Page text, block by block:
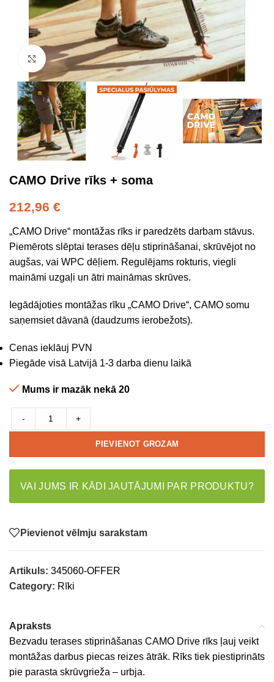
Click to enlarge
CAMO Drive rīks + soma
212,96 €
„CAMO Drive“ montāžas rīks ir paredzēts darbam stāvus.
Piemērots slēptai terases dēļu stiprināšanai, skrūvējot no
augšas, vai WPC dēļiem. Regulējams rokturis, viegli
maināmi uzgaļi un ātri maināmas skrūves.
Iegādājoties montāžas rīku „CAMO Drive“, CAMO somu
saņemsiet dāvanā (daudzums ierobežots).
Cenas ieklāuj PVN
Piegāde visā Latvijā 1-3 darba dienu laikā
Mums ir mazāk nekā 20
- +
PIEVIENOT GROZAM
VAI JUMS IR KĀDI JAUTĀJUMI PAR PRODUKTU?
Pievienot vēlmju sarakstam
Artikuls: 345060-OFFER
Category: Rīki
Apraksts
Bezvadu terases stiprināšanas CAMO Drive rīks ļauj veikt
montāžas darbus piecas reizes ātrāk. Rīks tiek piestiprināts
pie parasta skrūvgrieža – urbja.